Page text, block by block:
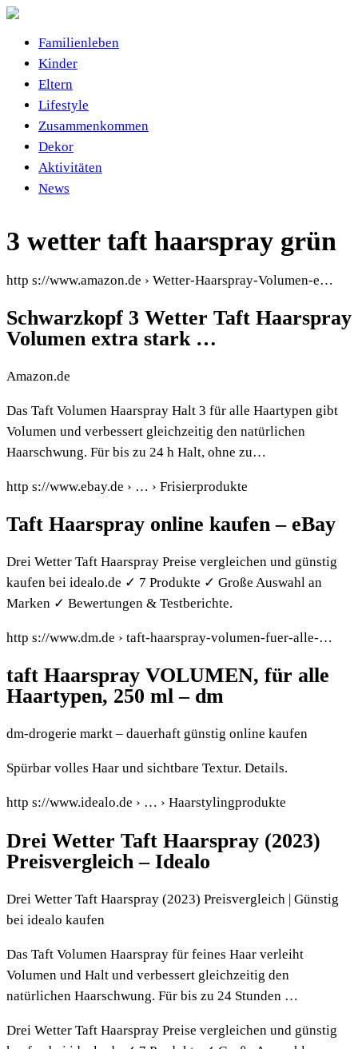
Familienleben
Kinder
Eltern
Lifestyle
Zusammenkommen
Dekor
Aktivitäten
News
3 wetter taft haarspray grün
http s://www.amazon.de › Wetter-Haarspray-Volumen-e…
Schwarzkopf 3 Wetter Taft Haarspray
Volumen extra stark …
Amazon.de
Das Taft Volumen Haarspray Halt 3 für alle Haartypen gibt
Volumen und verbessert gleichzeitig den natürlichen
Haarschwung. Für bis zu 24 h Halt, ohne zu…
http s://www.ebay.de › … › Frisierprodukte
Taft Haarspray online kaufen – eBay
Drei Wetter Taft Haarspray Preise vergleichen und günstig
kaufen bei idealo.de ✓ 7 Produkte ✓ Große Auswahl an
Marken ✓ Bewertungen & Testberichte.
http s://www.dm.de › taft-haarspray-volumen-fuer-alle-…
taft Haarspray VOLUMEN, für alle
Haartypen, 250 ml – dm
dm-drogerie markt – dauerhaft günstig online kaufen
Spürbar volles Haar und sichtbare Textur. Details.
http s://www.idealo.de › … › Haarstylingprodukte
Drei Wetter Taft Haarspray (2023)
Preisvergleich – Idealo
Drei Wetter Taft Haarspray (2023) Preisvergleich | Günstig
bei idealo kaufen
Das Taft Volumen Haarspray für feines Haar verleiht
Volumen und Halt und verbessert gleichzeitig den
natürlichen Haarschwung. Für bis zu 24 Stunden …
Drei Wetter Taft Haarspray Preise vergleichen und günstig